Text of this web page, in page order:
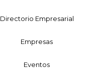
Directorio Empresarial
Empresas
Eventos